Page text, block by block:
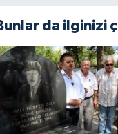
da ilginizi